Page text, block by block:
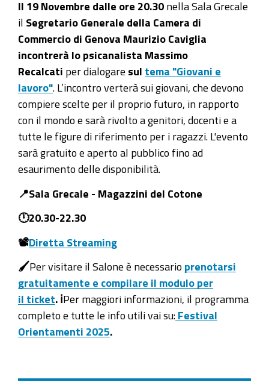
19
novembre
Il
Segretario
Generale
Maurizio
Caviglia
dialoga
Massimo
Recalcati
11-
19T20:30:00+01:00
2025-
11-
19T22:30:00+01:00
Il 19 Novembre dalle ore 20.30 nella Sala Grecale
il Segretario Generale della Camera di
Commercio di Genova Maurizio Caviglia
incontrerà lo psicanalista Massimo
Recalcati per dialogare sul tema "Giovani e
lavoro" . L’incontro verterà sui giovani, che devono
compiere scelte per il proprio futuro, in rapporto
con il mondo e sarà rivolto a genitori, docenti e a
tutte le figure di riferimento per i ragazzi. L'evento
sarà gratuito e aperto al pubblico fino ad
esaurimento delle disponibilità.
📍Sala Grecale - Magazzini del Cotone
🕛20.30-22.30
📽️Diretta Streaming
🖌️Per visitare il Salone è necessario prenotarsi
gratuitamente e compilare il modulo per
il ticket. ℹ️Per maggiori informazioni, il programma
completo e tutte le info utili vai su: Festival
Orientamenti 2025.